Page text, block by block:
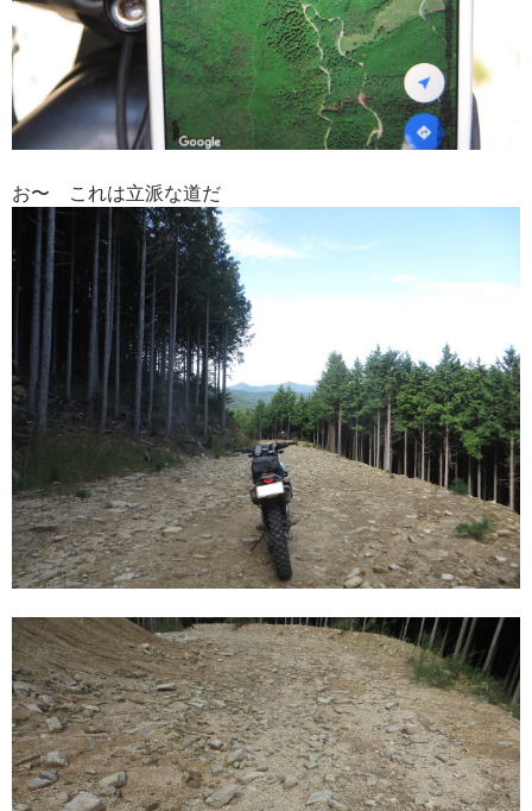
お〜 これは立派な道だ